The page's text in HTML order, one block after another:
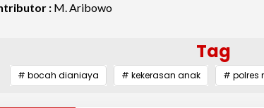
: M. Aribowo
Tag
# bocah dianiaya # kekerasan anak # polres